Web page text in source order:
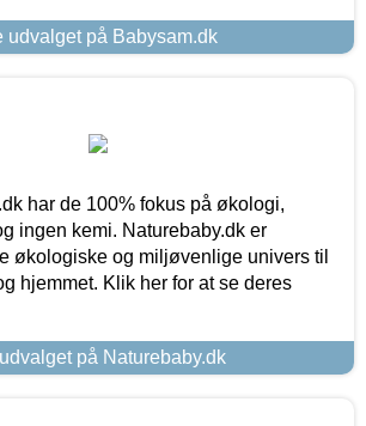
udvalget på Babysam.dk
har de 100% fokus på økologi,
ingen kemi. Naturebaby.dk er
økologiske og miljøvenlige univers til
hjemmet. Klik her for at se deres
på Naturebaby.dk